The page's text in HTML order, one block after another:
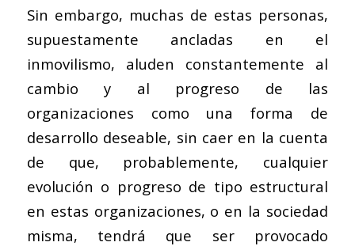
Sin embargo, muchas de estas personas,
supuestamente ancladas en el
inmovilismo, aluden constantemente al
cambio y al progreso de las
organizaciones como una forma de
desarrollo deseable, sin caer en la cuenta
de que, probablemente, cualquier
evolución o progreso de tipo estructural
en estas organizaciones, o en la sociedad
misma, tendrá que ser provocado